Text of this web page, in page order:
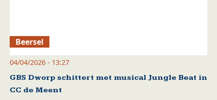
Beersel
04/04/2026 - 13:27
GBS Dworp schittert met musical Jungle Beat in
CC de Meent